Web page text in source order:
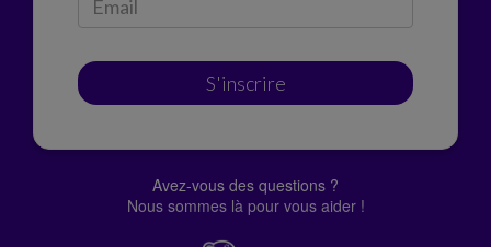
S'inscrire
Avez-vous des questions ?
Nous sommes là pour vous aider !